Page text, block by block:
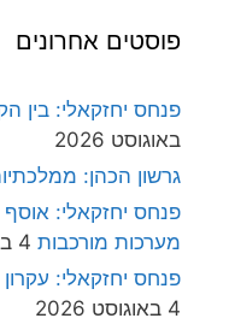
פוסטים אחרונים
פנחס יחזקאלי: בין
באוגוסט 2026
גרשון הכהן:
פנחס יחזקאלי:
מערכות מורכבות 4 באוגוסט 2026
פנחס יחזקאלי:
4 באוגוסט 2026